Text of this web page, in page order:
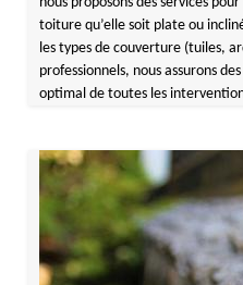
toiture qu’elle soit plate ou
les types de couverture (tuiles,
professionnels, nous assurons
optimal de toutes les